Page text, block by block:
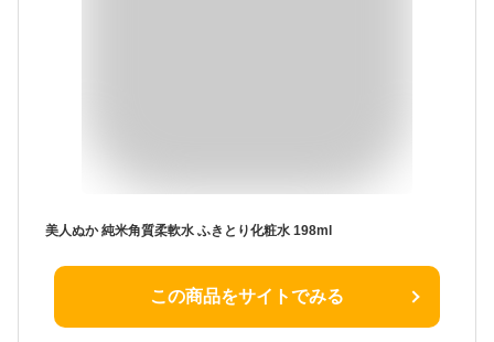
美人ぬか 純米角質柔軟水 ふきとり化粧水 198ml
この商品をサイトでみる